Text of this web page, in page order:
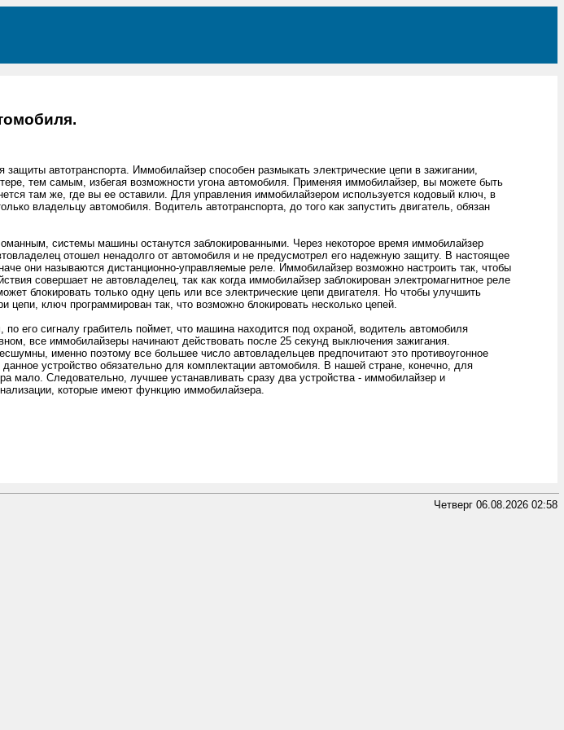
автотранспорта. Иммобилайзер способен размыкать электрические цепи в зажигании,
тем самым, избегая возможности угона автомобиля. Применяя иммобилайзер, вы можете быть
там же, где вы ее оставили. Для управления иммобилайзером используется кодовый ключ, в
владельцу автомобиля. Водитель автотранспорта, до того как запустить двигатель, обязан
системы машины останутся заблокированными. Через некоторое время иммобилайзер
отошел ненадолго от автомобиля и не предусмотрел его надежную защиту. В настоящее
они называются дистанционно-управляемые реле. Иммобилайзер возможно настроить так, чтобы
совершает не автовладелец, так как когда иммобилайзер заблокирован электромагнитное реле
блокировать только одну цепь или все электрические цепи двигателя. Но чтобы улучшить
цепи, ключ программирован так, что возможно блокировать несколько цепей.
его сигналу грабитель поймет, что машина находится под охраной, водитель автомобиля
все иммобилайзеры начинают действовать после 25 секунд выключения зажигания.
именно поэтому все большее число автовладельцев предпочитают это противоугонное
устройство обязательно для комплектации автомобиля. В нашей стране, конечно, для
мало. Следовательно, лучшее устанавливать сразу два устройства - иммобилайзер и
которые имеют функцию иммобилайзера.
Четверг 06.08.2026 02:58